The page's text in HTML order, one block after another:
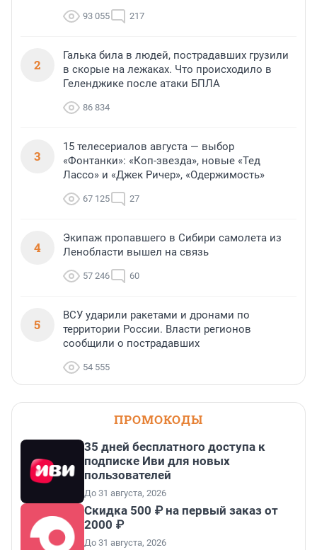
93 055 217
2
Галька била в людей, пострадавших грузили
в скорые на лежаках. Что происходило в
Геленджике после атаки БПЛА
86 834
3
15 телесериалов августа — выбор
«Фонтанки»: «Коп-звезда», новые «Тед
Лассо» и «Джек Ричер», «Одержимость»
67 125 27
4
Экипаж пропавшего в Сибири самолета из
Ленобласти вышел на связь
57 246 60
5
ВСУ ударили ракетами и дронами по
территории России. Власти регионов
сообщили о пострадавших
54 555
ПРОМОКОДЫ
35 дней бесплатного доступа к
подписке Иви для новых
пользователей
До 31 августа, 2026
Скидка 500 ₽ на первый заказ от
2000 ₽
До 31 августа, 2026